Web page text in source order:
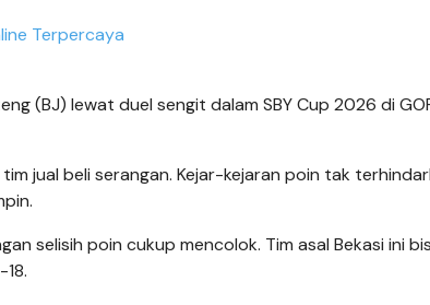
Terpercaya
(BJ) lewat duel sengit dalam SBY Cup 2026 di
jual beli serangan. Kejar-kejaran poin tak
selisih poin cukup mencolok. Tim asal Bekasi ini